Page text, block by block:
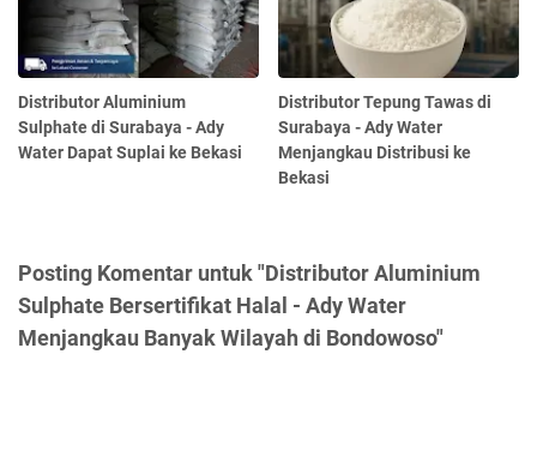
Distributor Aluminium
Sulphate di Surabaya - Ady
Water Dapat Suplai ke Bekasi
Distributor Tepung Tawas di
Surabaya - Ady Water
Menjangkau Distribusi ke
Bekasi
Posting Komentar untuk "Distributor Aluminium
Sulphate Bersertifikat Halal - Ady Water
Menjangkau Banyak Wilayah di Bondowoso"